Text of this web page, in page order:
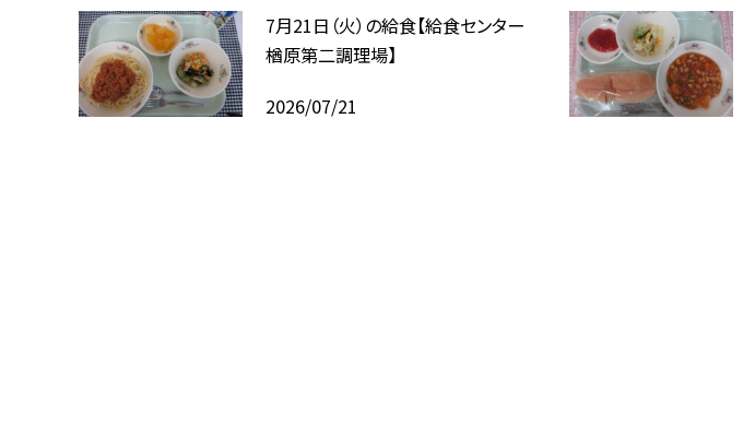
7月21日（火）の給食【給食センター
楢原第二調理場】
2026/07/21